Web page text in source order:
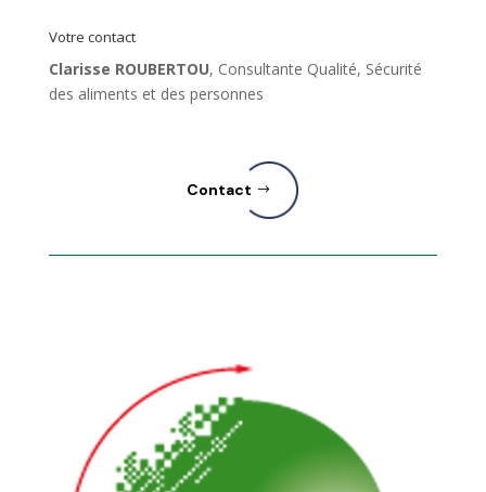
Votre contact
Clarisse ROUBERTOU, Consultante Qualité, Sécurité
des aliments et des personnes
Contact